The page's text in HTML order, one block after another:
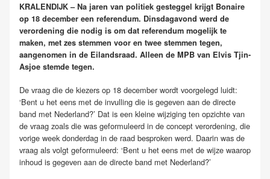
KRALENDIJK – Na jaren van politiek gesteggel krijgt Bonaire
op 18 december een referendum. Dinsdagavond werd de
verordening die nodig is om dat referendum mogelijk te
maken, met zes stemmen voor en twee stemmen tegen,
aangenomen in de Eilandsraad. Alleen de MPB van Elvis Tjin-
Asjoe stemde tegen.
De vraag die de kiezers op 18 december wordt voorgelegd luidt:
‘Bent u het eens met de invulling die is gegeven aan de directe
band met Nederland?’ Dat is een kleine wijziging ten opzichte van
de vraag zoals die was geformuleerd in de concept verordening, die
vorige week donderdag in de raad besproken werd. Daarin was de
vraag als volgt geformuleerd: ‘Bent u het eens met de wijze waarop
inhoud is gegeven aan de directe band met Nederland?’